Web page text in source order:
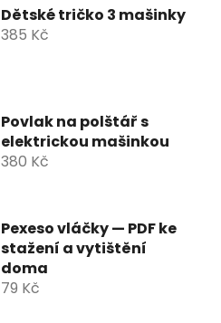
Dětské tričko 3 mašinky
385 Kč
Povlak na polštář s
elektrickou mašinkou
380 Kč
Pexeso vláčky — PDF ke
stažení a vytištění
doma
79 Kč